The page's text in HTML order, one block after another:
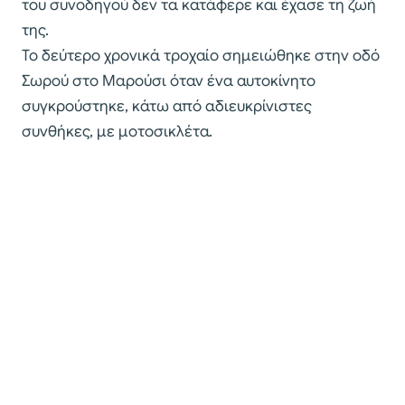
του συνοδηγού δεν τα κατάφερε και έχασε τη ζωή
της.
Το δεύτερο χρονικά τροχαίο σημειώθηκε στην οδό
Σωρού στο Μαρούσι όταν ένα αυτοκίνητο
συγκρούστηκε, κάτω από αδιευκρίνιστες
συνθήκες, με μοτοσικλέτα.